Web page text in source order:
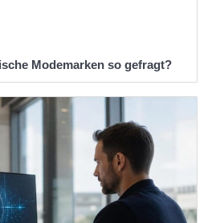
Modemarken so gefragt?